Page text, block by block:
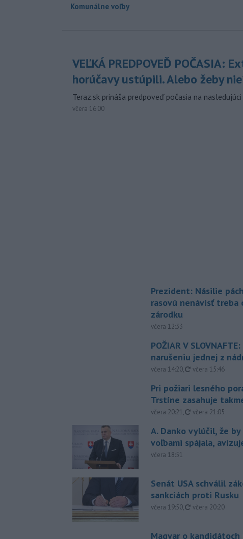
Komunálne voľby
VEĽKÁ PREDPOVEĎ POČASIA:
horúčavy ustúpili. Alebo žeby
Teraz.sk prináša predpoveď počasia na
včera 16:00
Prezident: Násilie
rasovú nenávisť treba
zárodku
včera 12:33
POŽIAR V
narušeniu jednej z
včera 14:20, aktualizované
včera 15:46
Pri požiari lesného
Trstíne zasahuje
včera 20:21, aktualizované
včera 21:05
A. Danko vylúčil, že by
voľbami spájala,
včera 18:51
Senát USA schválil
sankciách proti Rusku
včera 19:50, aktualizované
včera 20:20
Magyar o kandidátoch